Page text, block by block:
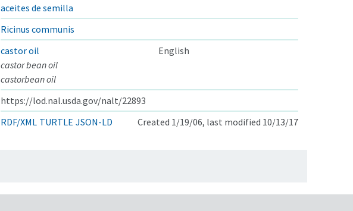
aceites de semilla
Ricinus communis
castor oil
English
castor bean oil
castorbean oil
https://lod.nal.usda.gov/nalt/22893
RDF/XML TURTLE JSON-LD Created 1/19/06, last modified 10/13/17